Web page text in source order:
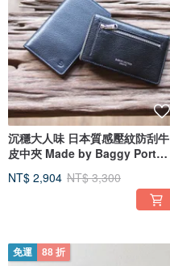
沉穩大人味 日本質感壓紋防刮牛
皮中夾 Made by Baggy Port
NT$ 2,904 NT$ 3,300
免運 88 折